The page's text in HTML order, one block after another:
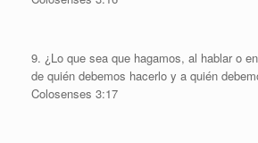
9. ¿Lo que sea que hagamos, al hablar o
de quién debemos hacerlo y a quién
Colosenses 3:17